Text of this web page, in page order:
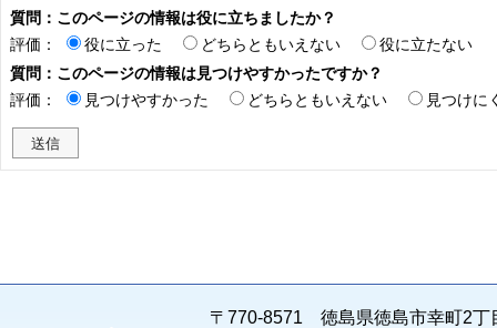
質問：このページの情報は役に立ちましたか？
評価：
役に立った どちらともいえない
役に立たない
質問：このページの情報は見つけやすかったですか？
評価：
見つけやすかった どちらともいえない 見つけに
〒770-8571 徳島県徳島市幸町2丁